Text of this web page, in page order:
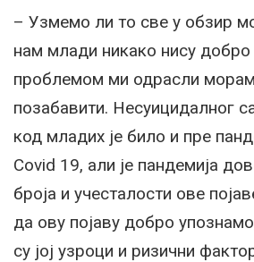
– Узмемо ли то све у обзир
нам млади никако нису
проблемом ми одрасли
позабавити. Несуицидалног
код младих је било и пре
Covid 19, али је пандемија
броја и учесталости ове
да ову појаву добро
су јој узроци и ризични